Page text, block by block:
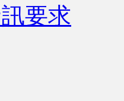
要求